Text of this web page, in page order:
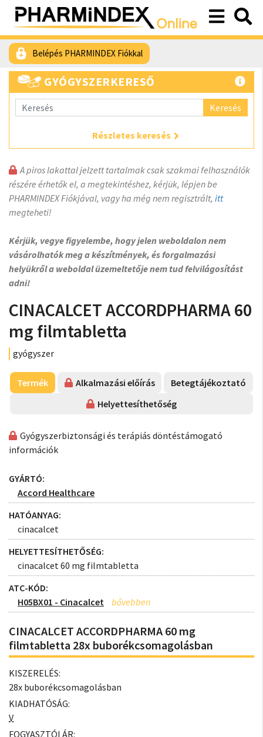
Belépés PHARMINDEX Fiókkal
GYÓGYSZERKERESŐ
Keresés
Részletes keresés
A piros lakattal jelzett tartalmak csak szakmai felhasználók
részére érhetők el, a megtekintéshez, kérjük, lépjen be
PHARMINDEX Fiókjával, vagy ha még nem regisztrált, itt
megteheti!
Kérjük, vegye figyelembe, hogy jelen weboldalon nem
vásárolhatók meg a készítmények, és forgalmazási
helyükről a weboldal üzemeltetője nem tud felvilágosítást
adni!
CINACALCET ACCORDPHARMA 60
mg filmtabletta
gyógyszer
Termék Alkalmazási előírás
Betegtájékoztató
Helyettesíthetőség
Gyógyszerbiztonsági és terápiás döntéstámogató
információk
GYÁRTÓ:
Accord Healthcare
HATÓANYAG:
cinacalcet
HELYETTESÍTHETŐSÉG:
cinacalcet 60 mg filmtabletta
ATC-KÓD:
H05BX01 - Cinacalcet
CINACALCET ACCORDPHARMA 60 mg
filmtabletta 28x buborékcsomagolásban
KISZERELÉS:
28x buborékcsomagolásban
KIADHATÓSÁG:
V
FOGYASZTÓI ÁR: